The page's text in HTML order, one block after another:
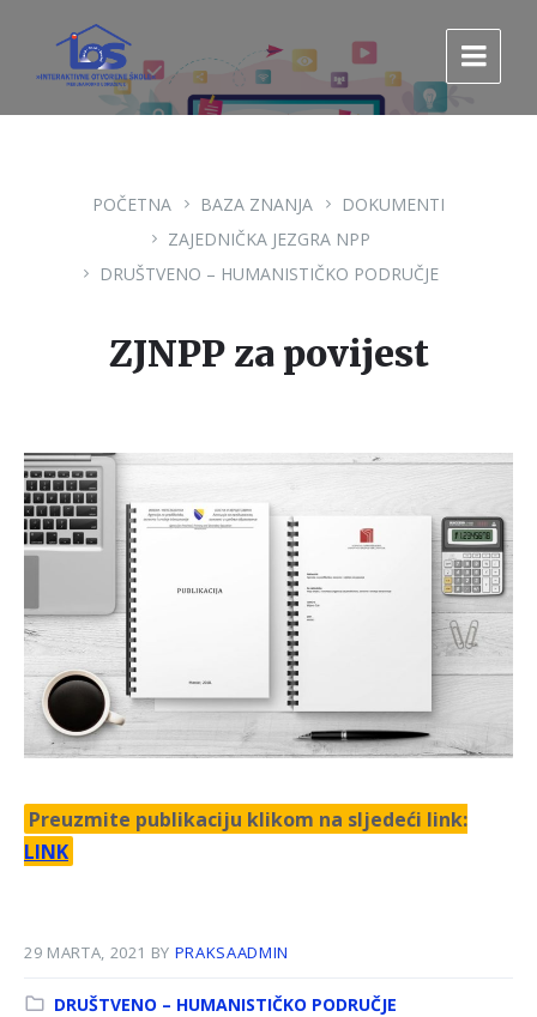
sadržaj
glavnu
navigaciju.
POČETNA BAZA ZNANJA
DOKUMENTI
ZAJEDNIČKA JEZGRA NPP
DRUŠTVENO – HUMANISTIČKO PODRUČJE
ZJNPP za povijest
Preuzmite publikaciju klikom na sljedeći link:
LINK
29 MARTA, 2021 BY PRAKSAADMIN
Kategorija:
DRUŠTVENO – HUMANISTIČKO PODRUČJE